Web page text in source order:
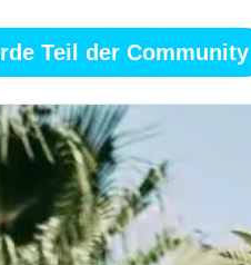
Teil der Community